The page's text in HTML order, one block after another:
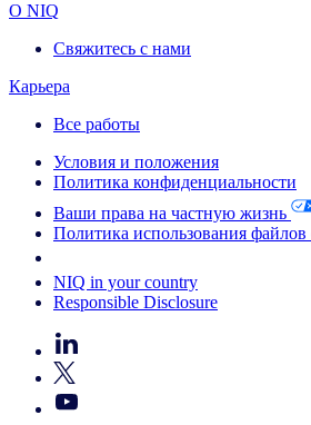
О NIQ
Свяжитесь с нами
Карьера
Все работы
Условия и положения
Политика конфиденциальности
Ваши права на частную жизнь
Политика использования файлов
NIQ in your country
Responsible Disclosure